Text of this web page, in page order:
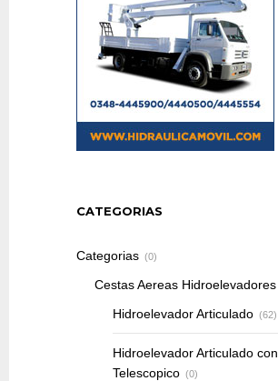
CATEGORIAS
Categorias (0)
Cestas Aereas Hidroelevadores
Hidroelevador Articulado (62)
Hidroelevador Articulado con
Telescopico (0)